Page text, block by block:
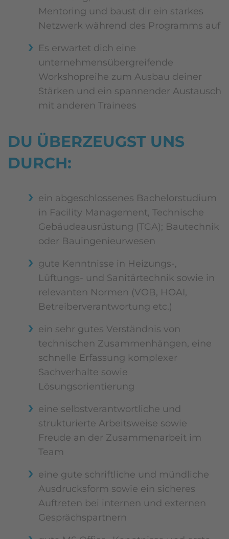
Mentoring und baust dir ein starkes
Netzwerk während des Programms auf
Es erwartet dich eine
unternehmensübergreifende
Workshopreihe zum Ausbau deiner
Stärken und ein spannender Austausch
mit anderen Trainees
DU ÜBERZEUGST UNS
DURCH:
ein abgeschlossenes Bachelorstudium
in Facility Management, Technische
Gebäudeausrüstung (TGA); Bautechnik
oder Bauingenieurwesen
gute Kenntnisse in Heizungs-,
Lüftungs- und Sanitärtechnik sowie in
relevanten Normen (VOB, HOAI,
Betreiberverantwortung etc.)
ein sehr gutes Verständnis von
technischen Zusammenhängen, eine
schnelle Erfassung komplexer
Sachverhalte sowie
Lösungsorientierung
eine selbstverantwortliche und
strukturierte Arbeitsweise sowie
Freude an der Zusammenarbeit im
Team
eine gute schriftliche und mündliche
Ausdrucksform sowie ein sicheres
Auftreten bei internen und externen
Gesprächspartnern